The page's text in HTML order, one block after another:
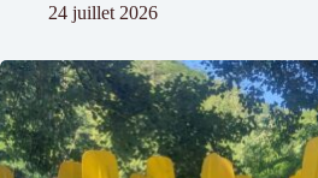
24 juillet 2026